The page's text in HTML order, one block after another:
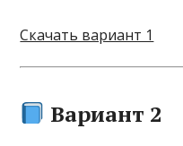
Скачать вариант 1
Вариант 2